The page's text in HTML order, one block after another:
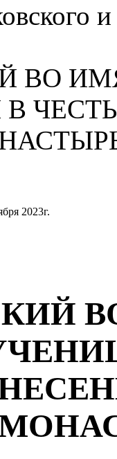
ВО
2023г.